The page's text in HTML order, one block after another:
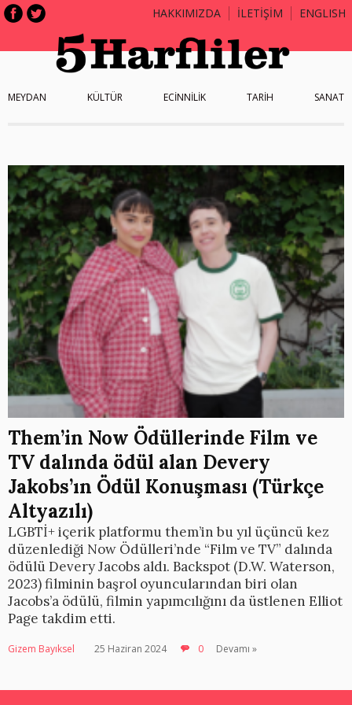
HAKKIMIZDA İLETİŞİM ENGLISH
MEYDAN KÜLTÜR ECİNNİLİK TARİH SANAT
Them’in Now Ödüllerinde Film ve
TV dalında ödül alan Devery
Jakobs’ın Ödül Konuşması (Türkçe
Altyazılı)
LGBTİ+ içerik platformu them’in bu yıl üçüncü kez
düzenlediği Now Ödülleri’nde “Film ve TV” dalında
ödülü Devery Jacobs aldı. Backspot (D.W. Waterson,
2023) filminin başrol oyuncularından biri olan
Jacobs’a ödülü, filmin yapımcılığını da üstlenen Elliot
Page takdim etti.
Gizem Bayıksel 25 Haziran 2024 0 Devamı »